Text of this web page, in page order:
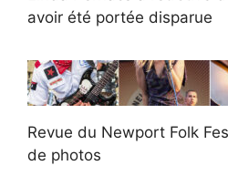
avoir été portée disparue
Revue du Newport Folk
de photos